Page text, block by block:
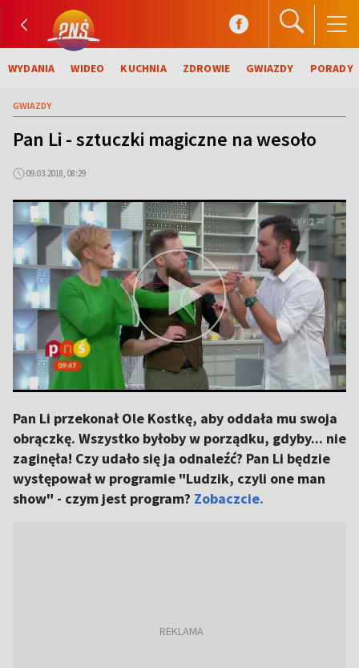
WYDANIA WIDEO KUCHNIA ZDROWIE GWIAZDY PORADY
GWIAZDY
Pan Li - sztuczki magiczne na wesoło
09.03.2018, 08:29
Pan Li przekonał Ole Kostkę, aby oddała mu swoja
obrączkę. Wszystko byłoby w porządku, gdyby... nie
zaginęła! Czy udało się ja odnaleźć? Pan Li będzie
występował w programie "Ludzik, czyli one man
show" - czym jest program? Zobaczcie.